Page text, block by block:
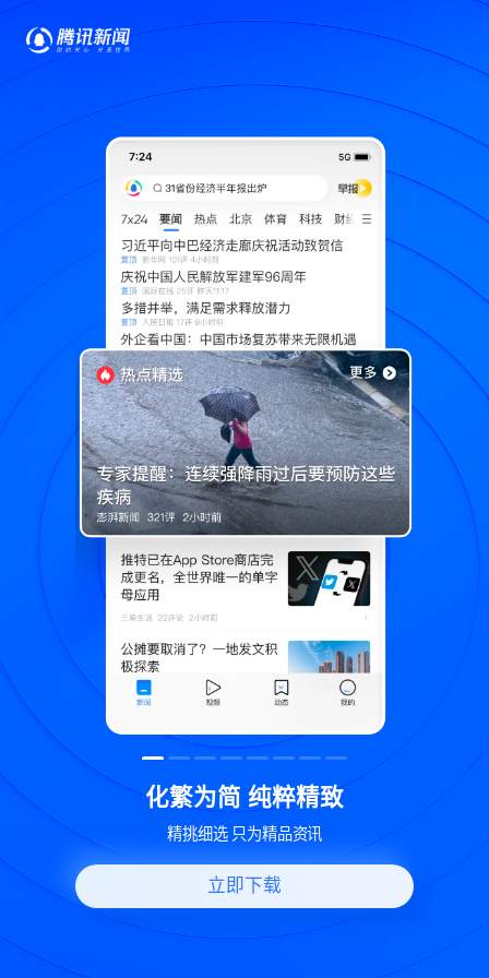
致 世界变化 热问一下
好问题好回答 多元视角看问题
立即下载